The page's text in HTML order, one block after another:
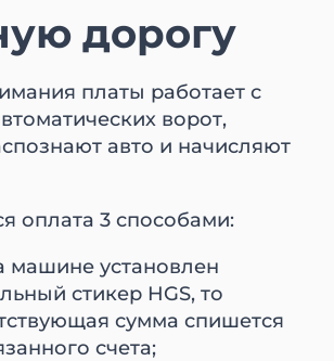
дорогу
платы работает с
ворот,
авто и начисляют
оплата 3 способами:
машине установлен
стикер HGS, то
сумма спишется
счета;